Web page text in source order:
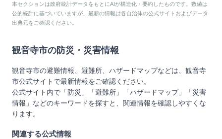
本セクションは政府統計データをもとにAIが構造化・要約したものです。数値は
公的統計に基づいていますが、最新の情報は各自治体の公式サイトおよびデータ
出典元をご確認ください。
観音寺市の防災・災害情報
観音寺市の避難情報、避難所、ハザードマップなどは、 観音寺
市公式サイトで最新情報をご確認ください。
公式サイト内で「防災」「避難所」「ハザードマップ」「災害
情報」などのキーワードを探すと、関連情報を確認しやすくな
ります。
関連する公式情報